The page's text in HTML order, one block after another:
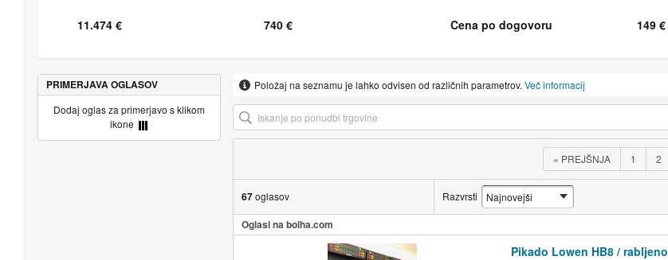
11.474 € 740 € Cena po dogovoru 149 €
Položaj na seznamu je lahko odvisen od različnih parametrov. Več informacij
« PREJŠNJA 1 2
67oglasov Razvrsti
Oglasi na bolha.com
Pikado Lowen HB8 / rabljeno
PRIMERJAVA OGLASOV
Dodaj oglas za primerjavo s klikom
ikone